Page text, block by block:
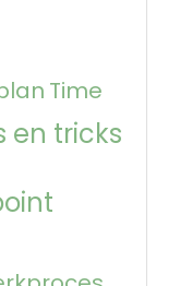
Time
en tricks